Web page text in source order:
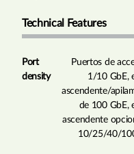
Technical Features
Port
density
Puertos de
1/10 GbE,
ascendente/
de 100 GbE,
ascendente
10/25/40/